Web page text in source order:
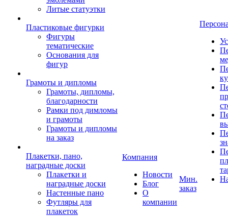
Литые статуэтки
Пластиковые фигурки
Фигуры
тематические
Основания для
фигур
Грамоты и дипломы
Грамоты, дипломы,
благодарности
Рамки под димломы
и грамоты
Грамоты и дипломы
на заказ
Плакетки, пано,
наградные доски
Плакетки и
наградные доски
Настенные пано
Футляры для
плакеток
Компания
Новости
Блог
О
компании
Мин.
заказ